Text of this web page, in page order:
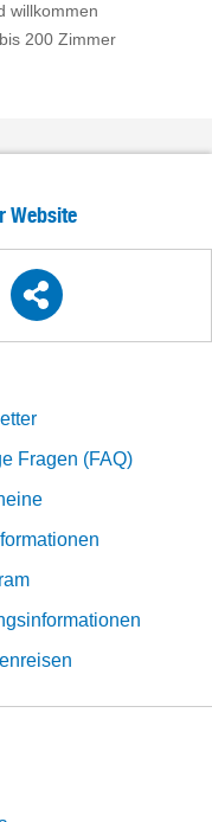
willkommen
200 Zimmer
Website
Fragen (FAQ)